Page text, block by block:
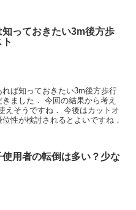
知っておきたい3m後方歩
ば知っておきたい3m後方歩行
ました． 今回の結果から考え
えそうですね． 今後はカットオ
性が検討されるとよいですね．
使用者の転倒は多い？少な